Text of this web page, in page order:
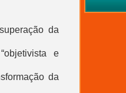
da
e
da